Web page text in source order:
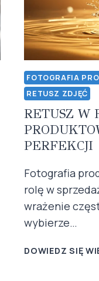
FOTOGRAFIA
RETUSZ ZDJĘĆ
RETUSZ W
PERFEKCJI
Fotografia
rolę w
wrażenie
wybierze…
DOWIEDZ SIĘ